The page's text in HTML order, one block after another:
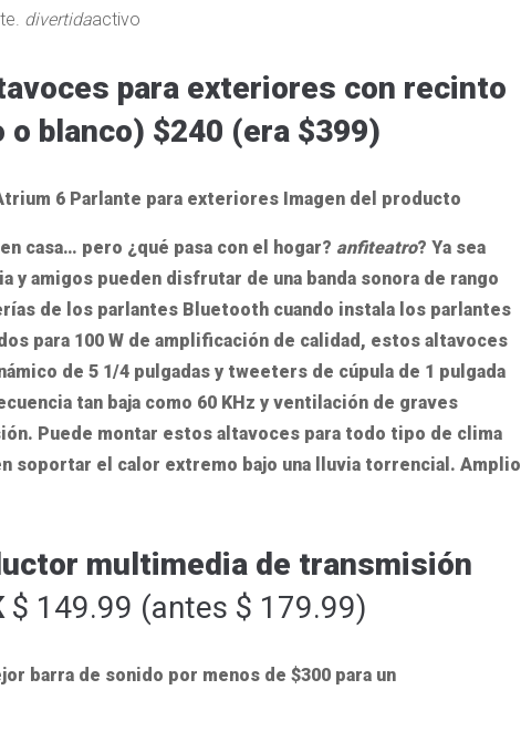
divertidaactivo
para exteriores con recinto
o blanco) $240 (era $399)
casa… pero ¿qué pasa con el hogar? anfiteatro? Ya sea
y amigos pueden disfrutar de una banda sonora de rango
de los parlantes Bluetooth cuando instala los parlantes
para 100 W de amplificación de calidad, estos altavoces
de 5 1/4 pulgadas y tweeters de cúpula de 1 pulgada
tan baja como 60 KHz y ventilación de graves
Puede montar estos altavoces para todo tipo de clima
soportar el calor extremo bajo una lluvia torrencial. Amplio
multimedia de transmisión
$ 149.99 (antes $ 179.99)